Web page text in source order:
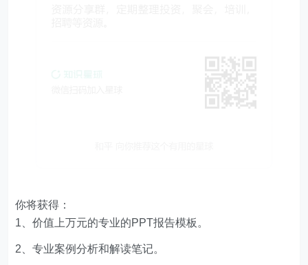
你将获得：
1、价值上万元的专业的PPT报告模板。
2、专业案例分析和解读笔记。